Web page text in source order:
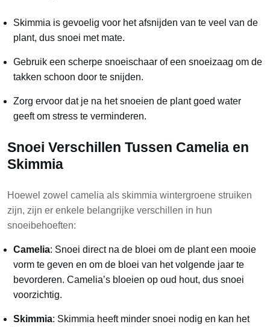
Skimmia is gevoelig voor het afsnijden van te veel van de
plant, dus snoei met mate.
Gebruik een scherpe snoeischaar of een snoeizaag om de
takken schoon door te snijden.
Zorg ervoor dat je na het snoeien de plant goed water
geeft om stress te verminderen.
Snoei Verschillen Tussen Camelia en
Skimmia
Hoewel zowel camelia als skimmia wintergroene struiken
zijn, zijn er enkele belangrijke verschillen in hun
snoeibehoeften:
Camelia: Snoei direct na de bloei om de plant een mooie
vorm te geven en om de bloei van het volgende jaar te
bevorderen. Camelia’s bloeien op oud hout, dus snoei
voorzichtig.
Skimmia: Skimmia heeft minder snoei nodig en kan het